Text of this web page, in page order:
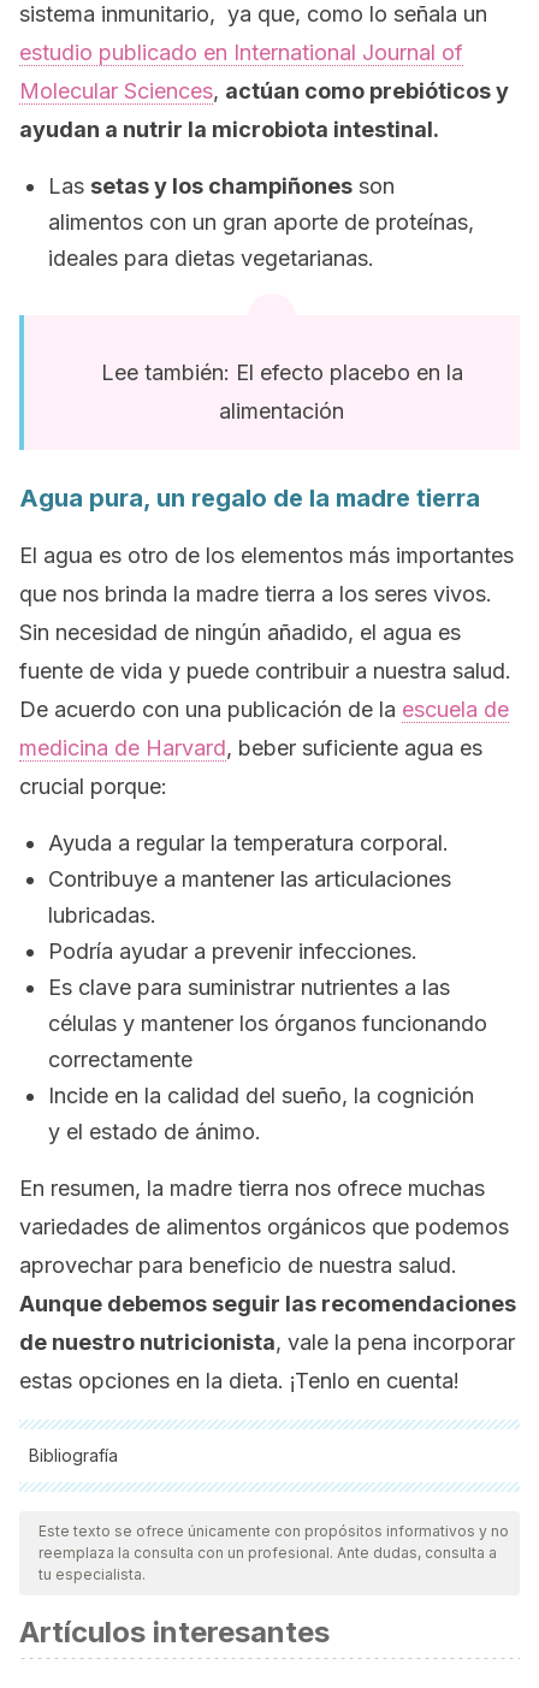
sistema inmunitario, ya que, como lo señala un
estudio publicado en International Journal of
Molecular Sciences, actúan como prebióticos y
ayudan a nutrir la microbiota intestinal.
Las setas y los champiñones son
alimentos con un gran aporte de proteínas,
ideales para dietas vegetarianas.
Lee también: El efecto placebo en la
alimentación
Agua pura, un regalo de la madre tierra
El agua es otro de los elementos más importantes
que nos brinda la madre tierra a los seres vivos.
Sin necesidad de ningún añadido, el agua es
fuente de vida y puede contribuir a nuestra salud.
De acuerdo con una publicación de la escuela de
medicina de Harvard, beber suficiente agua es
crucial porque:
Ayuda a regular la temperatura corporal.
Contribuye a mantener las articulaciones
lubricadas.
Podría ayudar a prevenir infecciones.
Es clave para suministrar nutrientes a las
células y mantener los órganos funcionando
correctamente
Incide en la calidad del sueño, la cognición
y el estado de ánimo.
En resumen, la madre tierra nos ofrece muchas
variedades de alimentos orgánicos que podemos
aprovechar para beneficio de nuestra salud.
Aunque debemos seguir las recomendaciones
de nuestro nutricionista, vale la pena incorporar
estas opciones en la dieta. ¡Tenlo en cuenta!
Bibliografía
Todas las fuentes citadas fueron revisadas a profundidad por
nuestro equipo, para asegurar su calidad, confiabilidad,
vigencia y validez.La bibliografía de este artículo fue
científica.
Babu, P. D., & Subhasree, R. S. (2008). The Sacred
Este texto se ofrece únicamente con propósitos informativos y no
reemplaza la consulta con un profesional. Ante dudas, consulta a
tu especialista.
Artículos interesantes